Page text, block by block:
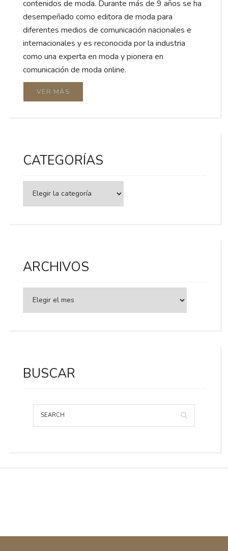
contenidos de moda. Durante más de 9 años se ha
desempeñado como editora de moda para
diferentes medios de comunicación nacionales e
internacionales y es reconocida por la industria
como una experta en moda y pionera en
comunicación de moda online.
VER MÁS
CATEGORÍAS
ARCHIVOS
BUSCAR